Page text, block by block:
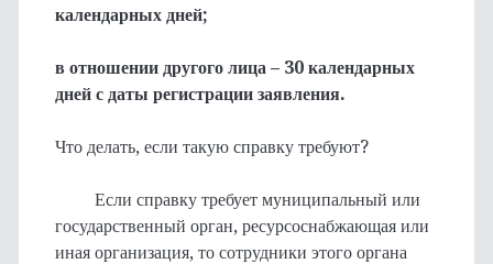
календарных дней;
в отношении другого лица – 30 календарных
дней с даты регистрации заявления.
Что делать, если такую справку требуют?
Если справку требует муниципальный или
государственный орган, ресурсоснабжающая или
иная организация, то сотрудники этого органа